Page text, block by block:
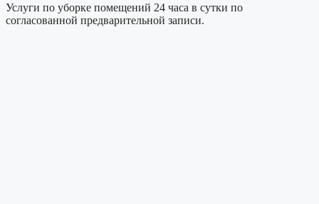
Услуги по уборке помещений 24 часа в сутки по
согласованной предварительной записи.